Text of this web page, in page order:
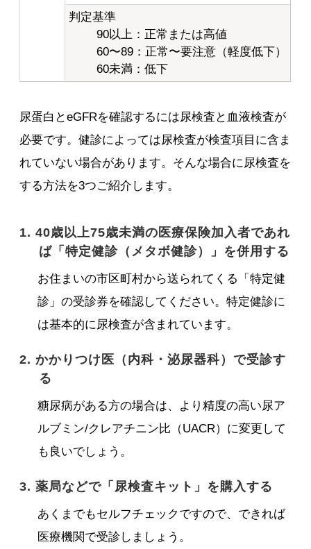
判定基準
90以上：正常または高値
60〜89：正常〜要注意（軽度低下）
60未満：低下
尿蛋白とeGFRを確認するには尿検査と血液検査が
必要です。健診によっては尿検査が検査項目に含ま
れていない場合があります。そんな場合に尿検査を
する方法を3つご紹介します。
1. 40歳以上75歳未満の医療保険加入者であれ
ば「特定健診（メタボ健診）」を併用する
お住まいの市区町村から送られてくる「特定健
診」の受診券を確認してください。特定健診に
は基本的に尿検査が含まれています。
2. かかりつけ医（内科・泌尿器科）で受診す
る
糖尿病がある方の場合は、より精度の高い尿ア
ルブミン/クレアチニン比（UACR）に変更して
も良いでしょう。
3. 薬局などで「尿検査キット」を購入する
あくまでもセルフチェックですので、できれば
医療機関で受診しましょう。